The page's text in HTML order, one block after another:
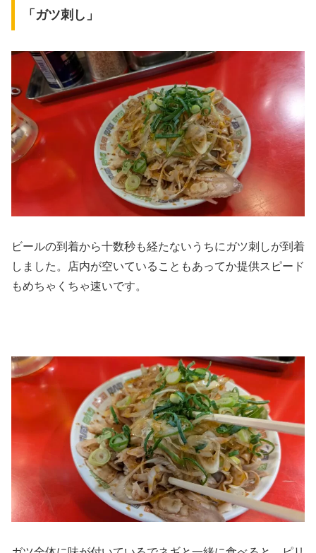
「ガツ刺し」
ビールの到着から十数秒も経たないうちにガツ刺しが到着
しました。店内が空いていることもあってか提供スピード
もめちゃくちゃ速いです。